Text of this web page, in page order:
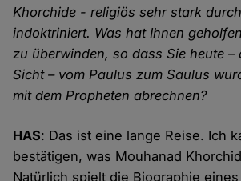
Khorchide - religiös sehr stark
indoktriniert. Was hat Ihnen
zu überwinden, so dass Sie heute –
Sicht – vom Paulus zum Saulus
mit dem Propheten abrechnen?
HAS: Das ist eine lange Reise. Ich
bestätigen, was Mouhanad
Natürlich spielt die Biographie